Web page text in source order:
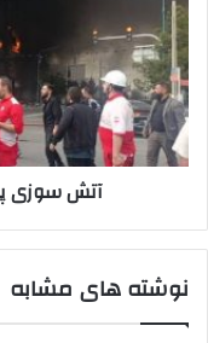
پاساژ
ارغوان
11
فوتی
داشت
آتش سوزی پاساژ
نوشته های مشابه